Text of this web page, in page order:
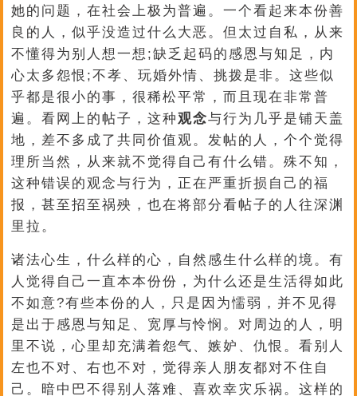
她的问题，在社会上极为普遍。一个看起来本份善
良的人，似乎没造过什么大恶。但太过自私，从来
不懂得为别人想一想;缺乏起码的感恩与知足，内
心太多怨恨;不孝、玩婚外情、挑拨是非。这些似
乎都是很小的事，很稀松平常，而且现在非常普
遍。看网上的帖子，这种观念与行为几乎是铺天盖
地，差不多成了共同价值观。发帖的人，个个觉得
理所当然，从来就不觉得自己有什么错。殊不知，
这种错误的观念与行为，正在严重折损自己的福
报，甚至招至祸殃，也在将部分看帖子的人往深渊
里拉。
诸法心生，什么样的心，自然感生什么样的境。有
人觉得自己一直本本份份，为什么还是生活得如此
不如意?有些本份的人，只是因为懦弱，并不见得
是出于感恩与知足、宽厚与怜悯。对周边的人，明
里不说，心里却充满着怨气、嫉妒、仇恨。看别人
左也不对、右也不对，觉得亲人朋友都对不住自
己。暗中巴不得别人落难、喜欢幸灾乐祸。这样的